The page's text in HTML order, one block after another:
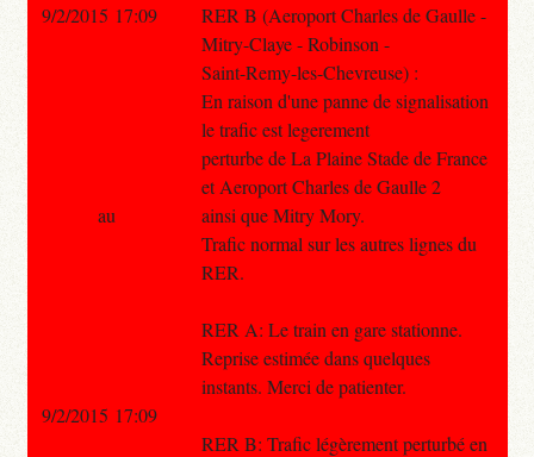
9/2/2015 17:09
RER B (Aeroport Charles de Gaulle -
Mitry-Claye - Robinson -
Saint-Remy-les-Chevreuse) :
En raison d'une panne de signalisation
le trafic est legerement
perturbe de La Plaine Stade de France
et Aeroport Charles de Gaulle 2
ainsi que Mitry Mory.
Trafic normal sur les autres lignes du
RER.
RER A: Le train en gare stationne.
Reprise estimée dans quelques
instants. Merci de patienter.
RER B: Trafic légèrement perturbé en
au
9/2/2015 17:09